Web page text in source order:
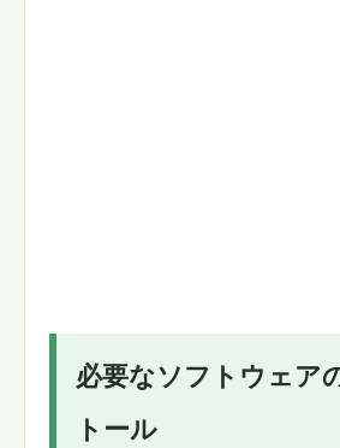
必要なソフトウェア
トール